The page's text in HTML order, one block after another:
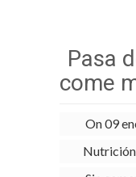
Pasa
come
On 09